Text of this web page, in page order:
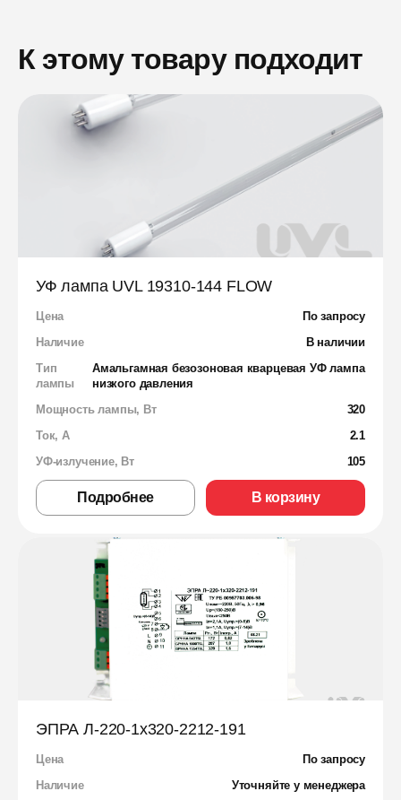
К этому товару подходит
УФ лампа UVL 19310-144 FLOW
Цена
По запросу
Наличие
В наличии
Тип
лампы
Амальгамная безозоновая кварцевая УФ лампа
низкого давления
Мощность лампы, Вт
320
Ток, А
2.1
УФ-излучение, Вт
105
Подробнее В корзину
ЭПРА Л-220-1х320-2212-191
Цена
По запросу
Наличие
Уточняйте у менеджера